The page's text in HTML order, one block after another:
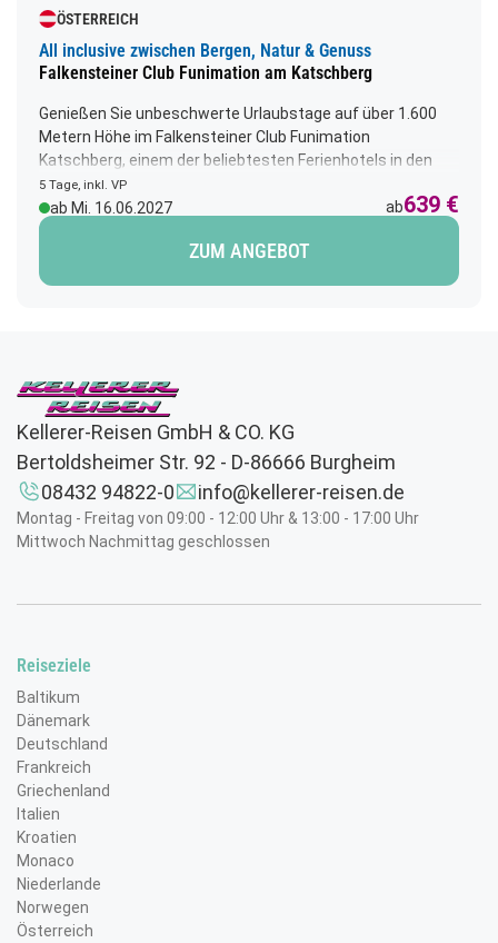
ÖSTERREICH
All inclusive zwischen Bergen, Natur & Genuss
Falkensteiner Club Funimation am Katschberg
Genießen Sie unbeschwerte Urlaubstage auf über 1.600
Metern Höhe im Falkensteiner Club Funimation
Katschberg, einem der beliebtesten Ferienhotels in den
österreichischen Alpen. Freuen Sie sich auf ein rundum
sorgloses All Inclusive-Erlebnis, herzliche
Gastfreundschaft und die beeindruckende Bergwelt rund
um den Katschberg. Das komfortable Clubhotel überzeugt
mit seinem modernen alpinen Ambiente, großzügigen
nutzt den Fitnessbereich oder startet direkt vom Hotel zu
herrlichen Wanderungen in die umliegende Bergwelt. Ein
besonderes Highlight ist das umfangreiche All Inclusive-
Angebot, das keine Wünsche offenlässt. Beginnen Sie den
Tag mit einem abwechslungsreichen Frühstücksbuffet.
Mittags erwartet Sie ein leckerer Snack, am Nachmittag
eine gemütliche Jause und am Abend genießen Sie
Station. Dazu sind ausgewählte Getränke zu den
Nebenkosten. Zusätzlich profitieren Sie von der
Regioinskarte, die Ihren Aufenthalt mit z. B. kostenlosen
Berg- und Talfahrten noch abwechslungsreicher gestaltet.
Ob Erholung, Genuss oder aktive Urlaubstage – der
Falkensteiner Club Funimation Katschberg verbindet
erstklassigen Komfort mit der einzigartigen Naturkulisse
der österreichischen Alpen und bietet beste
Voraussetzungen für einen gelungenen Sommerurlaub.
5 Tage, inkl. VP
ab Mi. 16.06.2027 ab639 €
ZUM ANGEBOT
Kellerer-Reisen GmbH & CO. KG
Bertoldsheimer Str. 92 - D-86666 Burgheim
08432 94822-0
info@kellerer-reisen.de
Montag - Freitag von 09:00 - 12:00 Uhr & 13:00 - 17:00 Uhr
Mittwoch Nachmittag geschlossen
Reiseziele
Baltikum
Dänemark
Deutschland
Frankreich
Griechenland
Italien
Kroatien
Monaco
Niederlande
Norwegen
Österreich